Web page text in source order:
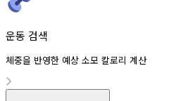
운동 검색
체중을 반영한 예상 소모 칼로리 계산